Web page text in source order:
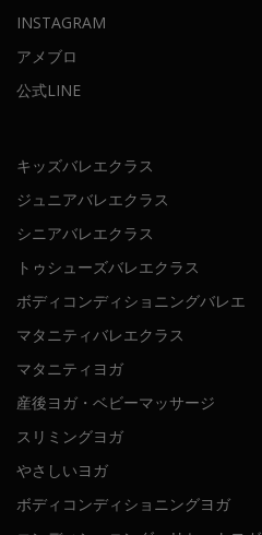
INSTAGRAM
アメブロ
公式LINE
キッズバレエクラス
ジュニアバレエクラス
シニアバレエクラス
トゥシューズバレエクラス
ボディコンディショニングバレエ
マタニティバレエクラス
マタニティヨガ
産後ヨガ・ベビーマッサージ
スリミングヨガ
やさしいヨガ
ボディコンディショニングヨガ